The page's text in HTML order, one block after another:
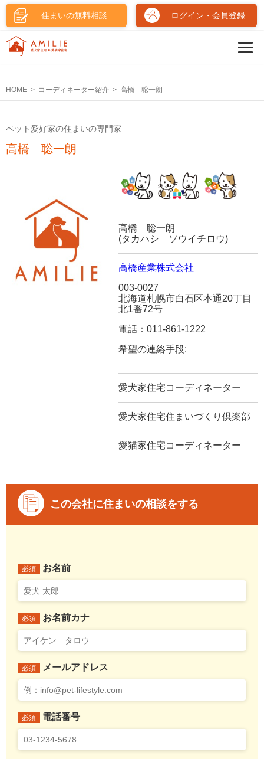
住まいの無料相談 ログイン・会員登録
HOME コーディネーター紹介 高橋 聡一朗
ペット愛好家の住まいの専門家
高橋 聡一朗
高橋 聡一朗
(タカハシ ソウイチロウ)
高橋産業株式会社
003-0027
北海道札幌市白石区本通20丁目
北1番72号
電話：011-861-1222
希望の連絡手段:
愛犬家住宅コーディネーター
愛犬家住宅住まいづくり倶楽部
愛猫家住宅コーディネーター
この会社に住まいの相談をする
必須 お名前
必須 お名前カナ
必須 メールアドレス
必須 電話番号